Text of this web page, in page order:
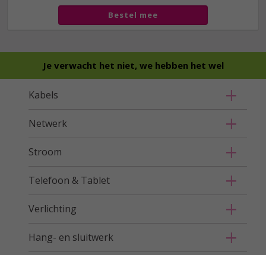
Bestel mee
Je verwacht het niet, we hebben het wel
Kabels
Netwerk
Stroom
Telefoon & Tablet
Verlichting
Hang- en sluitwerk